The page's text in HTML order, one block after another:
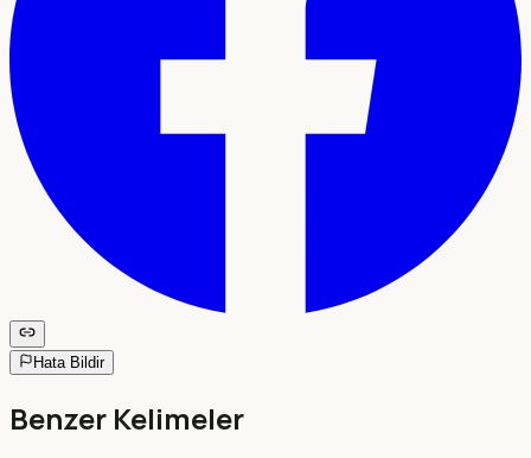
Hata Bildir
Benzer Kelimeler